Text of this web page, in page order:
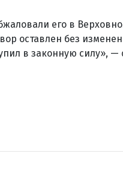
его в
оставлен без
в законную силу», —